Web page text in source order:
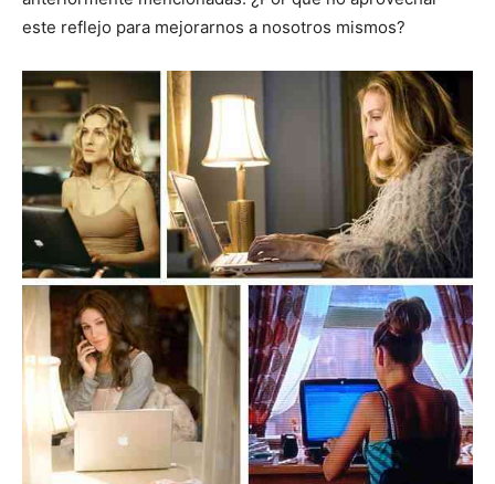
este reflejo para mejorarnos a nosotros mismos?